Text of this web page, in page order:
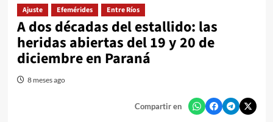
Ajuste Efemérides Entre Ríos
A dos décadas del estallido: las
heridas abiertas del 19 y 20 de
diciembre en Paraná
8 meses ago
Compartir en